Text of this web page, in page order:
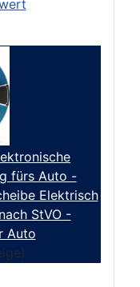
fürs Auto -
Elektrisch
StVO -
Auto